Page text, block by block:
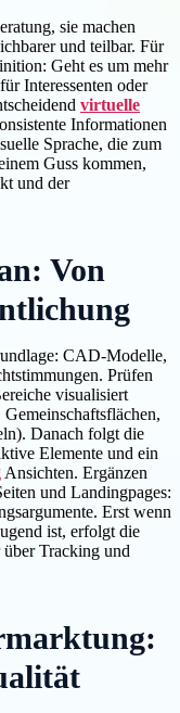
sie machen
und teilbar. Für
Geht es um mehr
Interessenten oder
virtuelle
Informationen
Sprache, die zum
Guss kommen,
und der
Von
CAD-Modelle,
Prüfen
visualisiert
Danach folgt die
Elemente und ein
Ansichten. Ergänzen
und Landingpages:
Erst wenn
ist, erfolgt die
Tracking und